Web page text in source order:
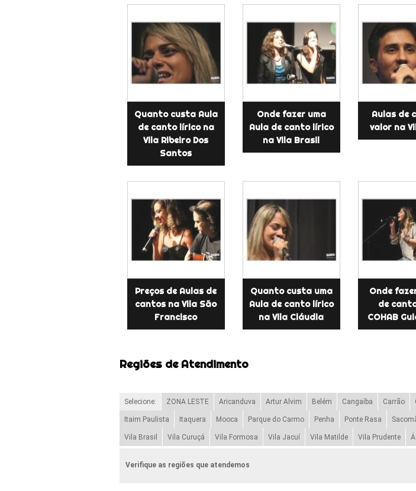
Quanto custa Aula
de canto lírico na
Vila Ribeiro Dos
Santos
Onde fazer uma
Aula de canto lírico
na Vila Brasil
Aulas de
valor na
Preços de Aulas de
cantos na Vila São
Francisco
Quanto custa uma
Aula de canto lírico
na Vila Cláudia
Onde
de
COHAB
Regiões de Atendimento
Selecione: ZONA LESTE Aricanduva Artur Alvim Belém Cangaíba Carrão
Itaim Paulista Itaquera Mooca Parque do Carmo Penha Ponte Rasa
Vila Brasil Vila Curuçá Vila Formosa Vila Jacuí Vila Matilde Vila Prudente
Verifique as regiões que atendemos